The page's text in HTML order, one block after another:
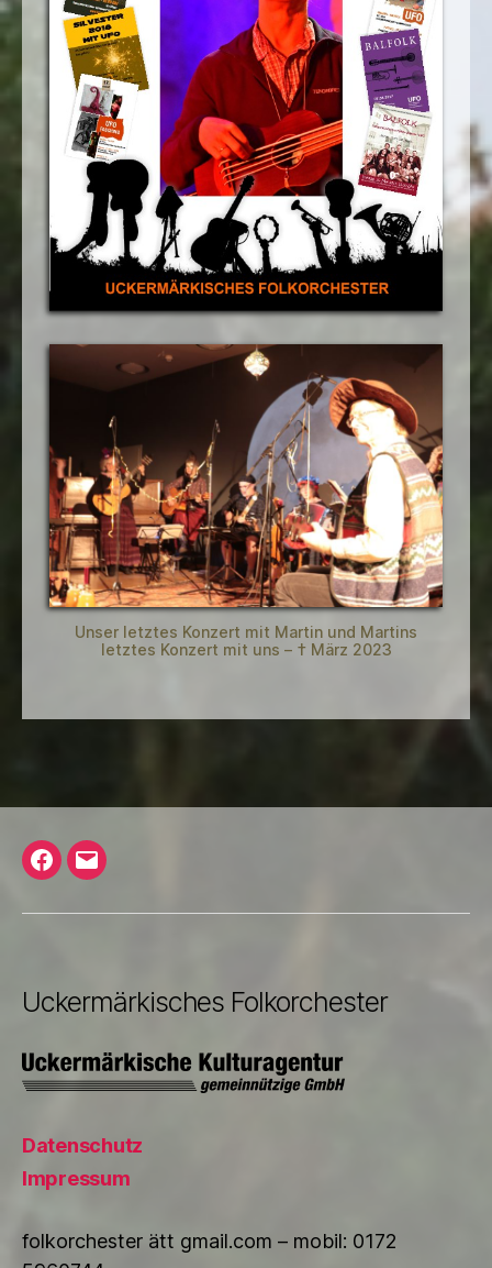
Unser letztes Konzert mit Martin und Martins
letztes Konzert mit uns – † März 2023
Facebook
E-
Uckermärkisches Folkorchester
Datenschutz
Impressum
folkorchester ätt gmail.com – mobil: 0172